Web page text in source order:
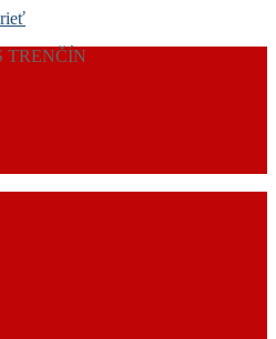
TRENČÍN